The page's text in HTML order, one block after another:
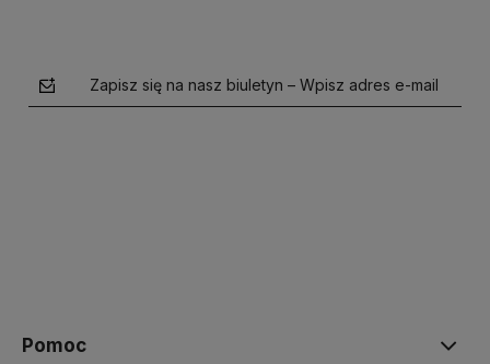
Zapisz się na nasz biuletyn – Wpisz adres e-mail
Pomoc